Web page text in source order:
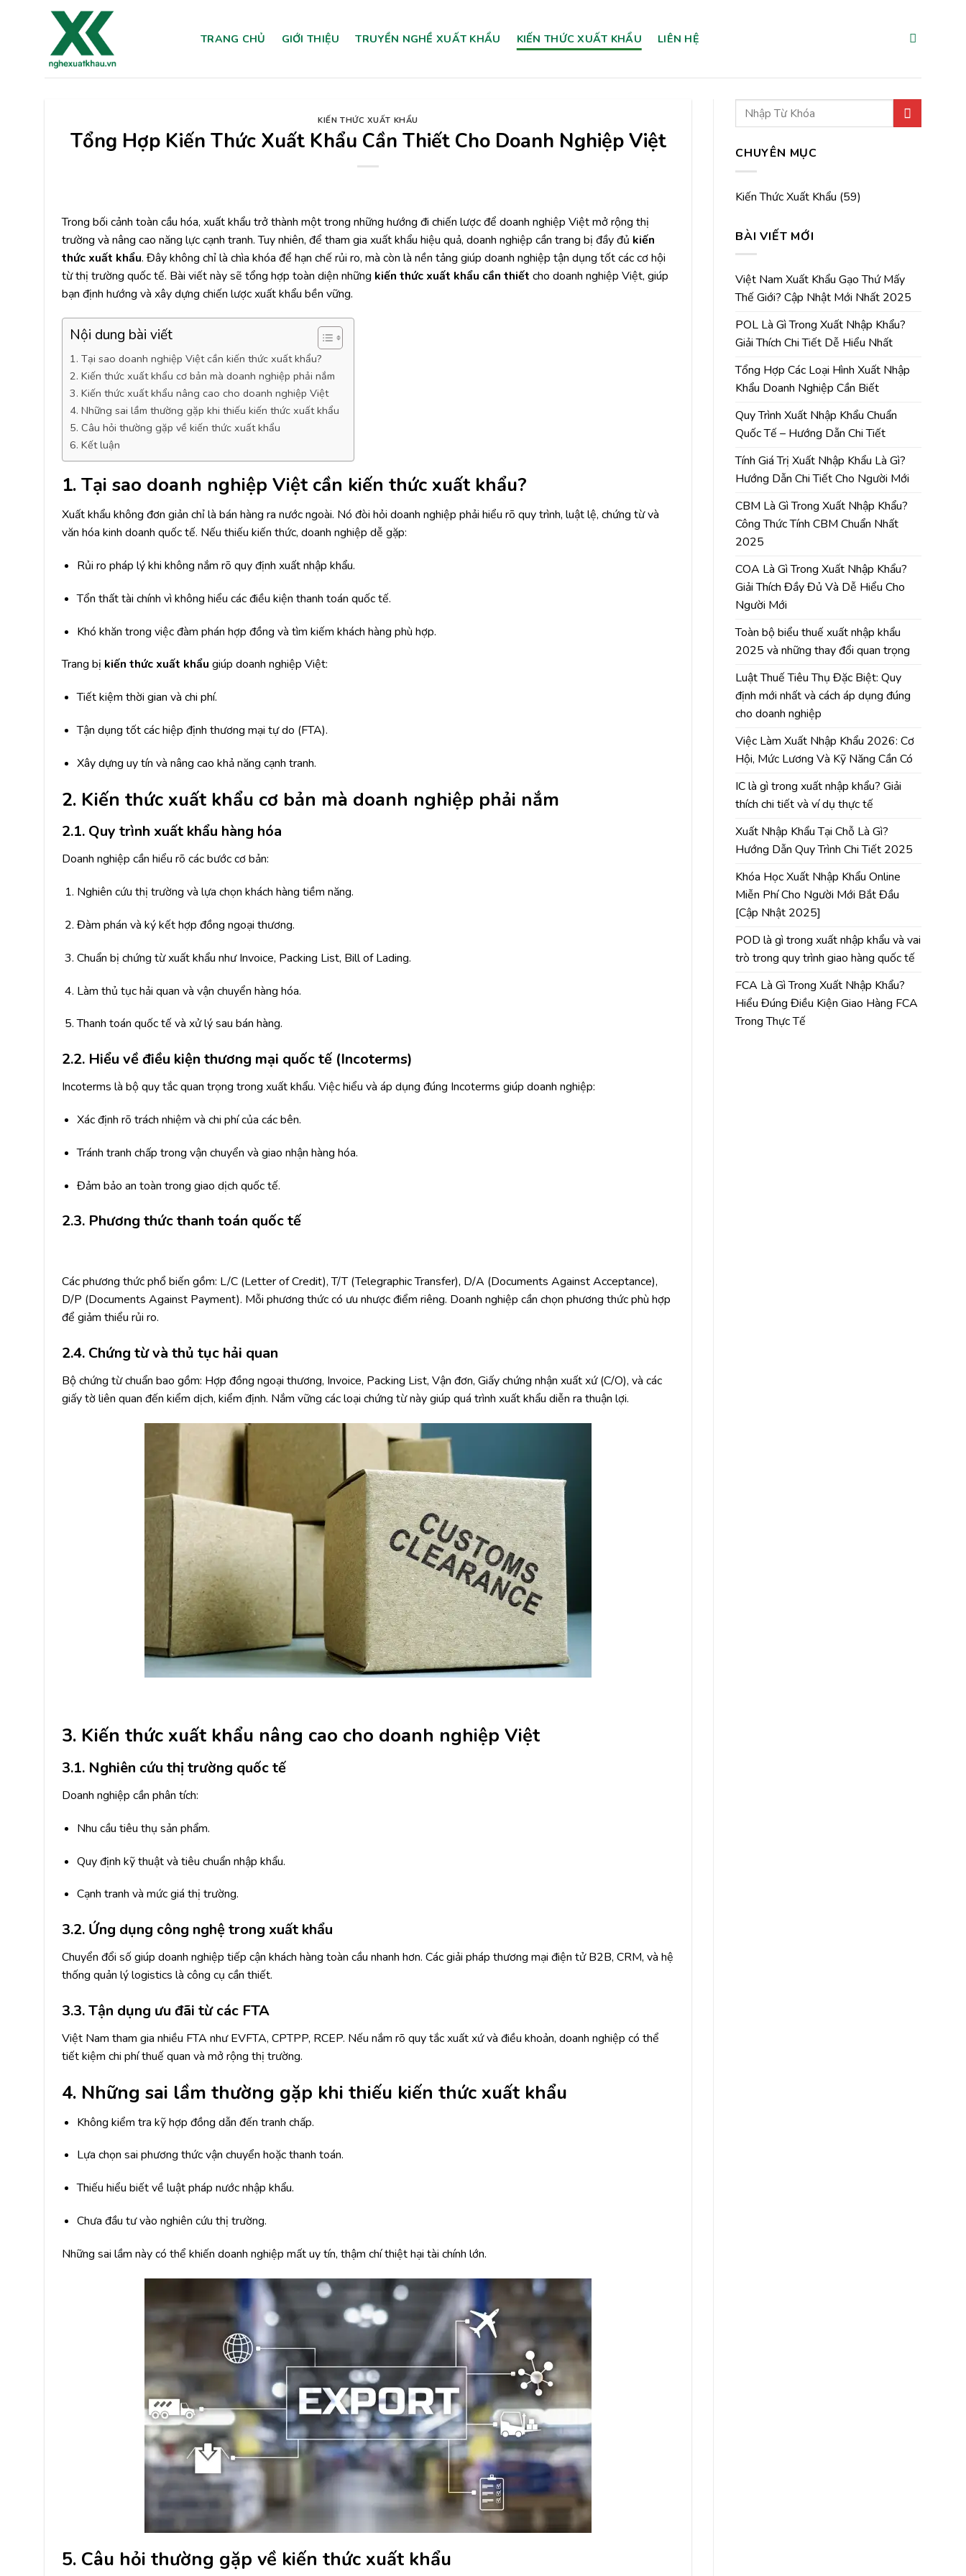
TRANG CHỦ GIỚI THIỆU TRUYỀN NGHỀ XUẤT KHẨU KIẾN THỨC XUẤT KHẨU LIÊN HỆ
KIẾN THỨC XUẤT KHẨU
Tổng Hợp Kiến Thức Xuất Khẩu Cần Thiết Cho Doanh Nghiệp Việt
Trong bối cảnh toàn cầu hóa, xuất khẩu trở thành một trong những hướng đi chiến lược để doanh nghiệp Việt mở rộng thị
trường và nâng cao năng lực cạnh tranh. Tuy nhiên, để tham gia xuất khẩu hiệu quả, doanh nghiệp cần trang bị đầy đủ kiến
thức xuất khẩu. Đây không chỉ là chìa khóa để hạn chế rủi ro, mà còn là nền tảng giúp doanh nghiệp tận dụng tốt các cơ hội
từ thị trường quốc tế. Bài viết này sẽ tổng hợp toàn diện những kiến thức xuất khẩu cần thiết cho doanh nghiệp Việt, giúp
bạn định hướng và xây dựng chiến lược xuất khẩu bền vững.
Nội dung bài viết
1. Tại sao doanh nghiệp Việt cần kiến thức xuất khẩu?
2. Kiến thức xuất khẩu cơ bản mà doanh nghiệp phải nắm
3. Kiến thức xuất khẩu nâng cao cho doanh nghiệp Việt
4. Những sai lầm thường gặp khi thiếu kiến thức xuất khẩu
5. Câu hỏi thường gặp về kiến thức xuất khẩu
6. Kết luận
1. Tại sao doanh nghiệp Việt cần kiến thức xuất khẩu?
Xuất khẩu không đơn giản chỉ là bán hàng ra nước ngoài. Nó đòi hỏi doanh nghiệp phải hiểu rõ quy trình, luật lệ, chứng từ và
văn hóa kinh doanh quốc tế. Nếu thiếu kiến thức, doanh nghiệp dễ gặp:
Rủi ro pháp lý khi không nắm rõ quy định xuất nhập khẩu.
Tổn thất tài chính vì không hiểu các điều kiện thanh toán quốc tế.
Khó khăn trong việc đàm phán hợp đồng và tìm kiếm khách hàng phù hợp.
Trang bị kiến thức xuất khẩu giúp doanh nghiệp Việt:
Tiết kiệm thời gian và chi phí.
Tận dụng tốt các hiệp định thương mại tự do (FTA).
Xây dựng uy tín và nâng cao khả năng cạnh tranh.
2. Kiến thức xuất khẩu cơ bản mà doanh nghiệp phải nắm
2.1. Quy trình xuất khẩu hàng hóa
Doanh nghiệp cần hiểu rõ các bước cơ bản:
Nghiên cứu thị trường và lựa chọn khách hàng tiềm năng.
Đàm phán và ký kết hợp đồng ngoại thương.
Chuẩn bị chứng từ xuất khẩu như Invoice, Packing List, Bill of Lading.
Làm thủ tục hải quan và vận chuyển hàng hóa.
Thanh toán quốc tế và xử lý sau bán hàng.
2.2. Hiểu về điều kiện thương mại quốc tế (Incoterms)
Incoterms là bộ quy tắc quan trọng trong xuất khẩu. Việc hiểu và áp dụng đúng Incoterms giúp doanh nghiệp:
Xác định rõ trách nhiệm và chi phí của các bên.
Tránh tranh chấp trong vận chuyển và giao nhận hàng hóa.
Đảm bảo an toàn trong giao dịch quốc tế.
2.3. Phương thức thanh toán quốc tế
Các phương thức phổ biến gồm: L/C (Letter of Credit), T/T (Telegraphic Transfer), D/A (Documents Against Acceptance),
D/P (Documents Against Payment). Mỗi phương thức có ưu nhược điểm riêng. Doanh nghiệp cần chọn phương thức phù hợp
để giảm thiểu rủi ro.
2.4. Chứng từ và thủ tục hải quan
Bộ chứng từ chuẩn bao gồm: Hợp đồng ngoại thương, Invoice, Packing List, Vận đơn, Giấy chứng nhận xuất xứ (C/O), và các
giấy tờ liên quan đến kiểm dịch, kiểm định. Nắm vững các loại chứng từ này giúp quá trình xuất khẩu diễn ra thuận lợi.
3. Kiến thức xuất khẩu nâng cao cho doanh nghiệp Việt
3.1. Nghiên cứu thị trường quốc tế
Doanh nghiệp cần phân tích:
Nhu cầu tiêu thụ sản phẩm.
Quy định kỹ thuật và tiêu chuẩn nhập khẩu.
Cạnh tranh và mức giá thị trường.
3.2. Ứng dụng công nghệ trong xuất khẩu
Chuyển đổi số giúp doanh nghiệp tiếp cận khách hàng toàn cầu nhanh hơn. Các giải pháp thương mại điện tử B2B, CRM, và hệ
thống quản lý logistics là công cụ cần thiết.
3.3. Tận dụng ưu đãi từ các FTA
Việt Nam tham gia nhiều FTA như EVFTA, CPTPP, RCEP. Nếu nắm rõ quy tắc xuất xứ và điều khoản, doanh nghiệp có thể
tiết kiệm chi phí thuế quan và mở rộng thị trường.
4. Những sai lầm thường gặp khi thiếu kiến thức xuất khẩu
Không kiểm tra kỹ hợp đồng dẫn đến tranh chấp.
Lựa chọn sai phương thức vận chuyển hoặc thanh toán.
Thiếu hiểu biết về luật pháp nước nhập khẩu.
Chưa đầu tư vào nghiên cứu thị trường.
Những sai lầm này có thể khiến doanh nghiệp mất uy tín, thậm chí thiệt hại tài chính lớn.
5. Câu hỏi thường gặp về kiến thức xuất khẩu
CHUYÊN MỤC
Kiến Thức Xuất Khẩu (59)
BÀI VIẾT MỚI
Việt Nam Xuất Khẩu Gạo Thứ Mấy
Thế Giới? Cập Nhật Mới Nhất 2025
POL Là Gì Trong Xuất Nhập Khẩu?
Giải Thích Chi Tiết Dễ Hiểu Nhất
Tổng Hợp Các Loại Hình Xuất Nhập
Khẩu Doanh Nghiệp Cần Biết
Quy Trình Xuất Nhập Khẩu Chuẩn
Quốc Tế – Hướng Dẫn Chi Tiết
Tính Giá Trị Xuất Nhập Khẩu Là Gì?
Hướng Dẫn Chi Tiết Cho Người Mới
CBM Là Gì Trong Xuất Nhập Khẩu?
Công Thức Tính CBM Chuẩn Nhất
2025
COA Là Gì Trong Xuất Nhập Khẩu?
Giải Thích Đầy Đủ Và Dễ Hiểu Cho
Người Mới
Toàn bộ biểu thuế xuất nhập khẩu
2025 và những thay đổi quan trọng
Luật Thuế Tiêu Thụ Đặc Biệt: Quy
định mới nhất và cách áp dụng đúng
cho doanh nghiệp
Việc Làm Xuất Nhập Khẩu 2026: Cơ
Hội, Mức Lương Và Kỹ Năng Cần Có
IC là gì trong xuất nhập khẩu? Giải
thích chi tiết và ví dụ thực tế
Xuất Nhập Khẩu Tại Chỗ Là Gì?
Hướng Dẫn Quy Trình Chi Tiết 2025
Khóa Học Xuất Nhập Khẩu Online
Miễn Phí Cho Người Mới Bắt Đầu
[Cập Nhật 2025]
POD là gì trong xuất nhập khẩu và vai
trò trong quy trình giao hàng quốc tế
FCA Là Gì Trong Xuất Nhập Khẩu?
Hiểu Đúng Điều Kiện Giao Hàng FCA
Trong Thực Tế